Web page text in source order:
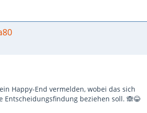
Happy-End vermelden, wobei das sich
beziehen soll. 🙈😂